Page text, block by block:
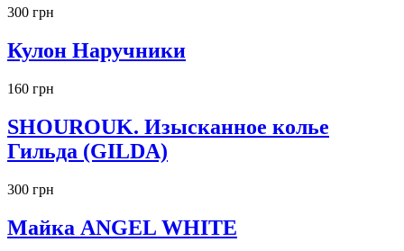
300 грн
Кулон Наручники
160 грн
SHOUROUK. Изысканное колье
Гильда (GILDA)
300 грн
Майка ANGEL WHITE